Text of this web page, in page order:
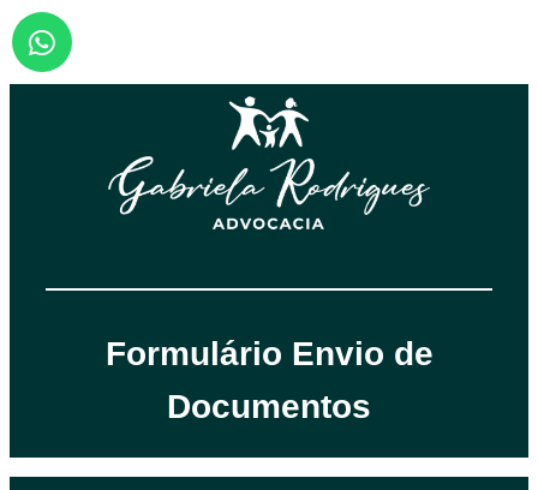
Formulário Envio de
Documentos